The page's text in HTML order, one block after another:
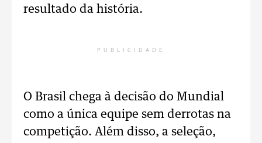
resultado da história.
PUBLICIDADE
O Brasil chega à decisão do Mundial
como a única equipe sem derrotas na
competição. Além disso, a seleção,